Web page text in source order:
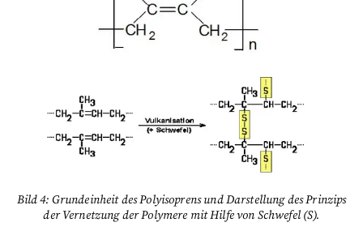
Bild 4: Grundeinheit des Polyisoprens und Darstellung des Prinzips
der Vernetzung der Polymere mit Hilfe von Schwefel (S).